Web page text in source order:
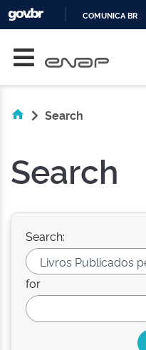
COMUNICA BR
Search
Search
Search:
for